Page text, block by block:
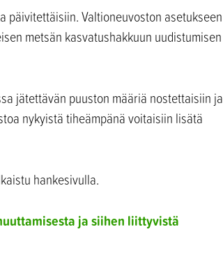
päivitettäisiin. Valtioneuvoston asetukseen
metsän kasvatushakkuun uudistumisen
jätettävän puuston määriä nostettaisiin ja
nykyistä tiheämpänä voitaisiin lisätä
hankesivulla.
ja siihen liittyvistä